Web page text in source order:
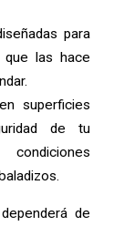
para
que las hace
superficies
de tu
condiciones
dependerá de